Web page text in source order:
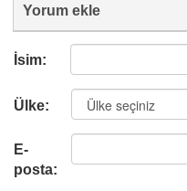
Yorum ekle
İsim:
Ülke:
E-
posta: